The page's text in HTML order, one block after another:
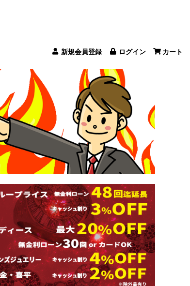
新規会員登録 ログイン カート